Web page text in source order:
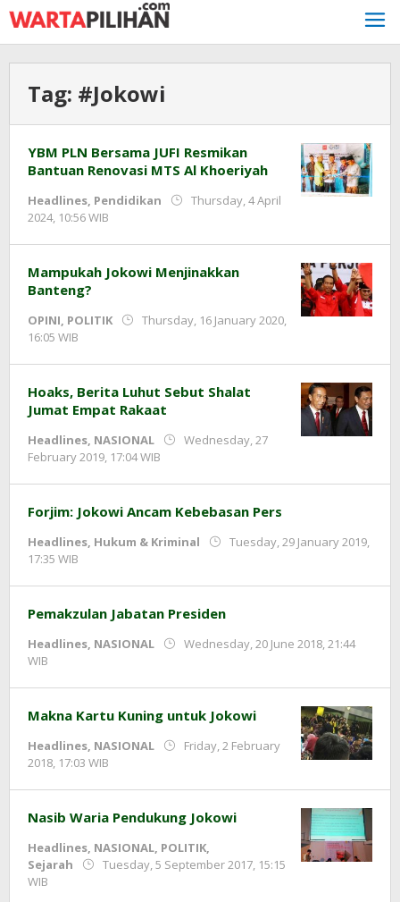
Skip
to
content
Tag: #Jokowi
YBM PLN Bersama JUFI Resmikan
Bantuan Renovasi MTS Al Khoeriyah
Headlines, Pendidikan
Thursday, 4 April
2024, 10:56 WIB
Prawiranegara
Mampukah Jokowi Menjinakkan
Banteng?
OPINI, POLITIK
Thursday, 16 January 2020,
16:05 WIB
Prawiranegara
Hoaks, Berita Luhut Sebut Shalat
Jumat Empat Rakaat
Headlines, NASIONAL
Wednesday, 27
February 2019, 17:04 WIB
Prawiranegara
Forjim: Jokowi Ancam Kebebasan Pers
Headlines, Hukum & Kriminal
Tuesday, 29 January 2019,
17:35 WIB
Prawiranegara
Pemakzulan Jabatan Presiden
Headlines, NASIONAL
Wednesday, 20 June 2018, 21:44
WIB
Prawiranegara
Makna Kartu Kuning untuk Jokowi
Headlines, NASIONAL
Friday, 2 February
2018, 17:03 WIB
Prawiranegara
Nasib Waria Pendukung Jokowi
Headlines, NASIONAL, POLITIK,
Sejarah
Tuesday, 5 September 2017, 15:15
WIB